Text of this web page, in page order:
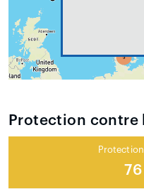
Protection contre